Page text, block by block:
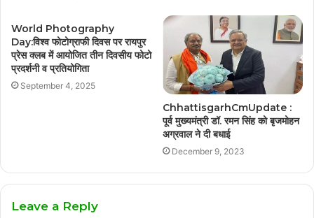
World Photography
Day:विश्व फोटोग्राफी दिवस पर रायपुर
प्रेस क्लब में आयोजित तीन दिवसीय फोटो
प्रदर्शनी व प्रतियोगिता
September 4, 2025
ChhattisgarhCmUpdate :
पूर्व मुख्यमंत्री डॉ. रमन सिंह को बृजमोहन
अग्रवाल ने दी बधाई
December 9, 2023
Leave a Reply